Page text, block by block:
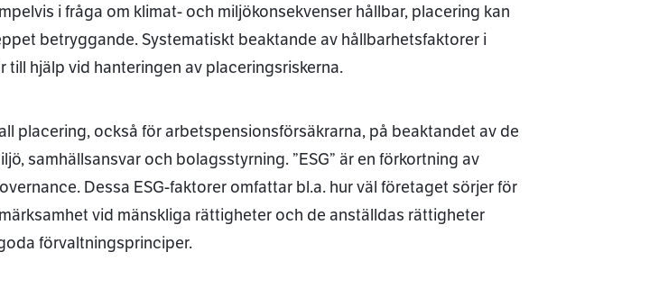
i fråga om klimat- och miljökonsekvenser hållbar, placering kan
betryggande. Systematiskt beaktande av hållbarhetsfaktorer i
till hjälp vid hanteringen av placeringsriskerna.
placering, också för arbetspensionsförsäkrarna, på beaktandet av de
samhällsansvar och bolagsstyrning. ”ESG” är en förkortning av
Dessa ESG-faktorer omfattar bl.a. hur väl företaget sörjer för
vid mänskliga rättigheter och de anställdas rättigheter
förvaltningsprinciper.